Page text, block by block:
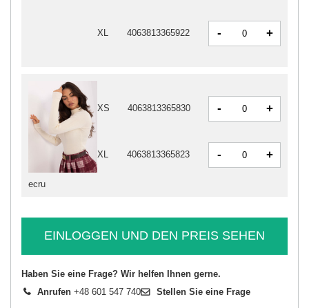
XL 4063813365922 - +
ecru
XS 4063813365830 - +
XL 4063813365823 - +
EINLOGGEN UND DEN PREIS SEHEN
Haben Sie eine Frage? Wir helfen Ihnen gerne.
Anrufen +48 601 547 740 Stellen Sie eine Frage